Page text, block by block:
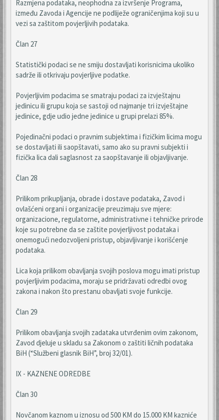
Razmjena podataka, neophodna za izvršenje Programa,
između Zavoda i Agencije ne podliježe ograničenjima koji su u
vezi sa zaštitom povjerljivih podataka.
Član 27
Statistički podaci se ne smiju dostavljati korisnicima ukoliko
sadrže ili otkrivaju povjerljive podatke.
Povjerljivim podacima se smatraju podaci za izvještajnu
jedinicu ili grupu koja se sastoji od najmanje tri izvještajne
jedinice, gdje udio jedne jedinice u grupi prelazi 85%.
Pojedinačni podaci o pravnim subjektima i fizičkim licima mogu
se dostavljati ili saopštavati, samo ako su pravni subjekti i
fizička lica dali saglasnost za saopštavanje ili objavljivanje.
Član 28
Prilikom prikupljanja, obrade i dostave podataka, Zavod i
ovlašćeni organi i organizacije preuzimaju sve mjere:
organizacione, regulatorne, administrativne i tehničke prirode
koje su potrebne da se zaštite povjerljivost podataka i
onemogući nedozvoljeni pristup, objavljivanje i korišćenje
podataka.
Lica koja prilikom obavljanja svojih poslova mogu imati pristup
povjerljivim podacima, moraju se pridržavati odredbi ovog
zakona i nakon što prestanu obavljati svoje funkcije.
Član 29
Prilikom obavljanja svojih zadataka utvrđenim ovim zakonom,
Zavod djeluje u skladu sa Zakonom o zaštiti ličnih podataka
BiH (“Službeni glasnik BiH”, broj 32/01).
IX - KAZNENE ODREDBE
Član 30
Novčanom kaznom u iznosu od 500 KM do 15.000 KM kazniće